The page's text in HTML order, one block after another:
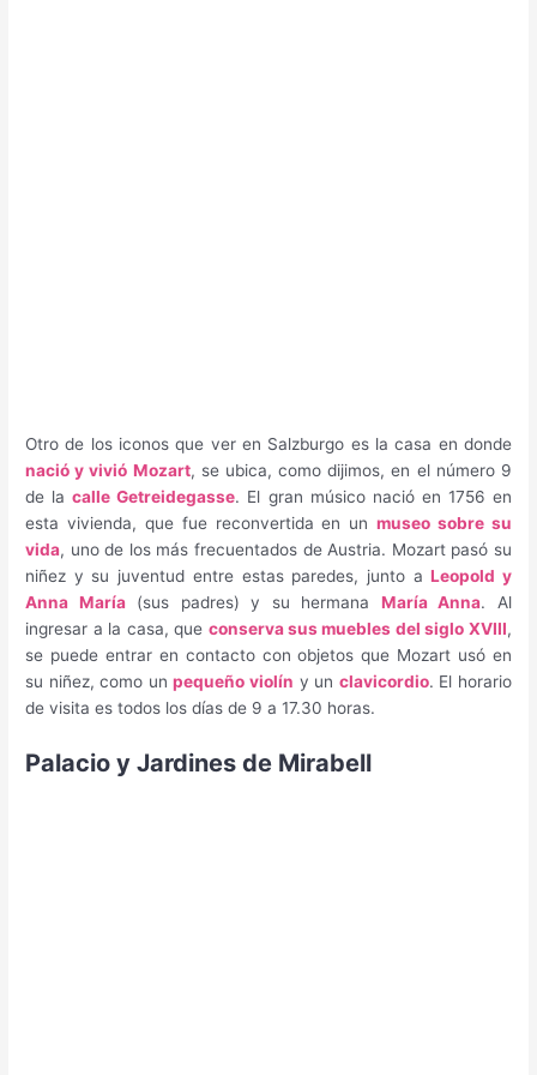
Otro de los iconos que ver en Salzburgo es la casa en donde
nació y vivió Mozart, se ubica, como dijimos, en el número 9
de lacalle Getreidegasse. El gran músico nació en 1756 en
esta vivienda, que fue reconvertida en unmuseo sobre su
vida, uno de los más frecuentados de Austria. Mozart pasó su
niñez y su juventud entre estas paredes, junto aLeopold y
Anna María(sus padres) y su hermana María Anna. Al
ingresar a la casa, que conserva sus muebles del siglo XVIII,
se puede entrar en contacto con objetos que Mozart usó en
su niñez, como unpequeño violín y un clavicordio. El horario
de visita es todos los días de 9 a 17.30 horas.
Palacio y Jardines de Mirabell